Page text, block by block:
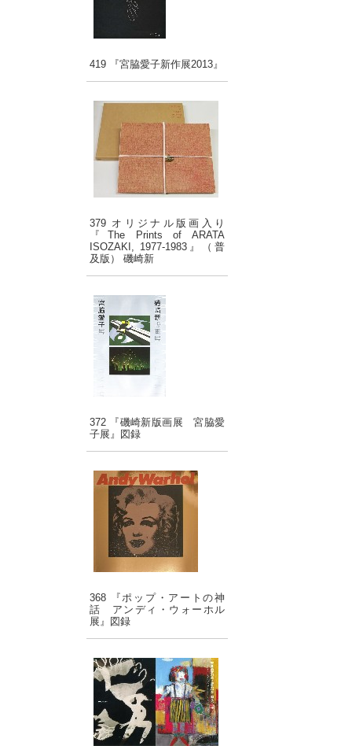
419 『宮脇愛子新作展2013』
379 オリジナル版画入り
『The Prints of ARATA
ISOZAKI, 1977-1983』（普
及版） 磯崎新
372 『磯崎新版画展 宮脇愛
子展』図録
368 『ポップ・アートの神
話 アンディ・ウォーホル
展』図録